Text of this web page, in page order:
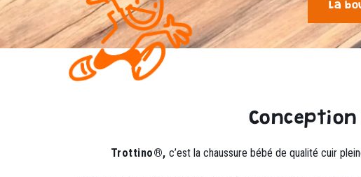
La
Trottino®,c’est la chaussure bébé de qualité cuir